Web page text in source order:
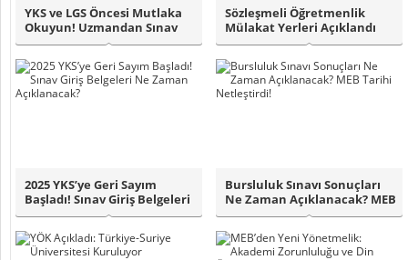
YKS ve LGS Öncesi Mutlaka
Okuyun! Uzmandan Sınav
Stresiyle B..
Sözleşmeli Öğretmenlik
Mülakat Yerleri Açıklandı
mı? Sözlü S..
2025 YKS’ye Geri Sayım
Başladı! Sınav Giriş Belgeleri
Ne Zam..
Bursluluk Sınavı Sonuçları
Ne Zaman Açıklanacak? MEB
Tarihi ..